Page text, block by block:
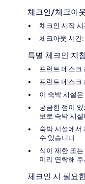
체크인/체크아
체크인 시작
체크아웃 시간
특별 체크인 지침
프런트 데스크
프런트 데스크
이 숙박 시설
궁금한 점이
보로 숙박 시
숙박 시설에서
수 있습니다.
식이 제한 또
미리 연락해
체크인 시 필요